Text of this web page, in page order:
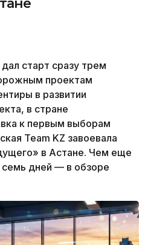
старт сразу трем
проектам
в развитии
в стране
к первым выборам
Team KZ завоевала
в Астане. Чем еще
дней — в обзоре